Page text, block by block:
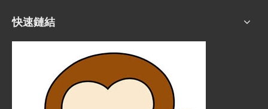
快速鏈結